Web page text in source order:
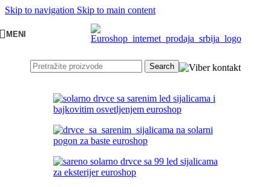
Skip to navigation Skip to main content
MENI
Search